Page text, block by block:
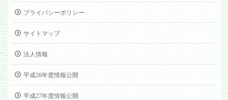
プライバシーポリシー
サイトマップ
法人情報
平成26年度情報公開
平成27年度情報公開